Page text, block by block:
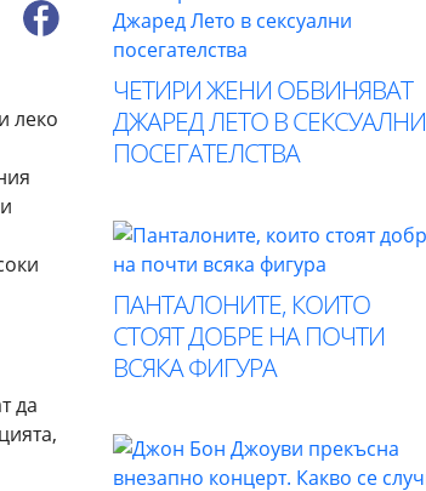
леко
да
ЧЕТИРИ ЖЕНИ ОБВИНЯВАТ
ДЖАРЕД ЛЕТО В СЕКСУАЛНИ
ПОСЕГАТЕЛСТВА
ПАНТАЛОНИТЕ, КОИТО
СТОЯТ ДОБРЕ НА ПОЧТИ
ВСЯКА ФИГУРА